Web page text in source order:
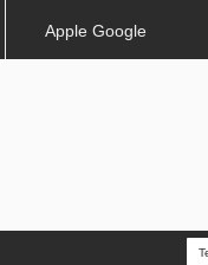
Apple Google